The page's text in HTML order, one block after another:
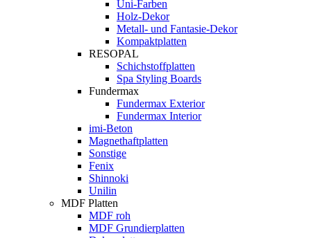
Uni-Farben
Holz-Dekor
Metall- und Fantasie-Dekor
Kompaktplatten
RESOPAL
Schichstoffplatten
Spa Styling Boards
Fundermax
Fundermax Exterior
Fundermax Interior
imi-Beton
Magnethaftplatten
Sonstige
Fenix
Shinnoki
Unilin
MDF Platten
MDF roh
MDF Grundierplatten